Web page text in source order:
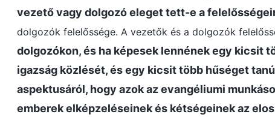
vezető vagy dolgozó eleget tett-e a
dolgozók felelőssége. A vezetők és a dolgozók
dolgozókon, és ha képesek lennének egy kicsit
igazság közlését, és egy kicsit több hűséget
aspektusáról, hogy azok az evangéliumi
emberek elképzeléseinek és kétségeinek az